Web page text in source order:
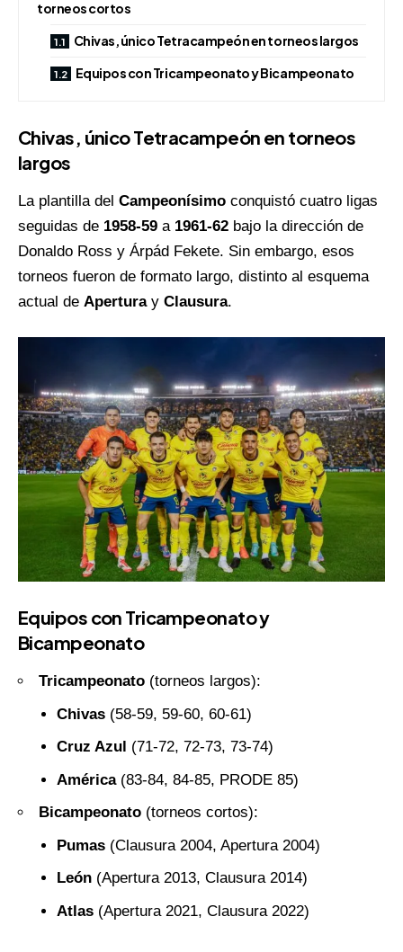
torneos cortos
Chivas, único Tetracampeón en torneos largos
Equipos con Tricampeonato y Bicampeonato
Chivas, únicoTetracampeón en torneos
largos
La plantilla del Campeonísimo conquistó cuatro ligas
seguidas de 1958-59 a 1961-62 bajo la dirección de
Donaldo Ross y Árpád Fekete. Sin embargo, esos
torneos fueron de formato largo, distinto al esquema
actual de Aperturay Clausura.
Equipos con Tricampeonatoy
Bicampeonato
Tricampeonato (torneos largos):
Chivas(58-59, 59-60, 60-61)
Cruz Azul (71-72, 72-73, 73-74)
América(83-84, 84-85, PRODE 85)
Bicampeonato (torneos cortos):
Pumas(Clausura 2004, Apertura 2004)
León(Apertura 2013, Clausura 2014)
Atlas(Apertura 2021, Clausura 2022)